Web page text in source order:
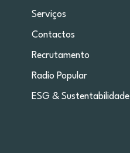
Serviços
Contactos
Recrutamento
Radio Popular
ESG & Sustentabilidade